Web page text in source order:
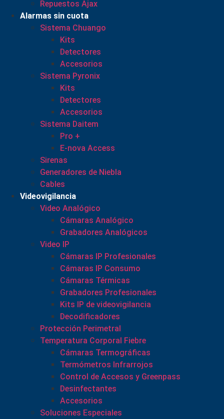
Repuestos Ajax
Alarmas sin cuota
Sistema Chuango
Kits
Detectores
Accesorios
Sistema Pyronix
Kits
Detectores
Accesorios
Sistema Daitem
Pro +
E-nova Access
Sirenas
Generadores de Niebla
Cables
Videovigilancia
Video Analógico
Cámaras Analógico
Grabadores Analógicos
Video IP
Cámaras IP Profesionales
Cámaras IP Consumo
Cámaras Térmicas
Grabadores Profesionales
Kits IP de videovigilancia
Decodificadores
Protección Perimetral
Temperatura Corporal Fiebre
Cámaras Termográficas
Termómetros Infrarrojos
Control de Accesos y Greenpass
Desinfectantes
Accesorios
Soluciones Especiales